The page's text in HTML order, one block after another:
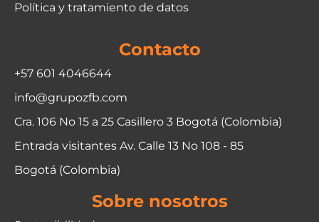
Política y tratamiento de datos
Contacto
+57 601 4046644
info@grupozfb.com
Cra. 106 No 15 a 25 Casillero 3 Bogotá (Colombia)
Entrada visitantes Av. Calle 13 No 108 - 85
Bogotá (Colombia)
Sobre nosotros